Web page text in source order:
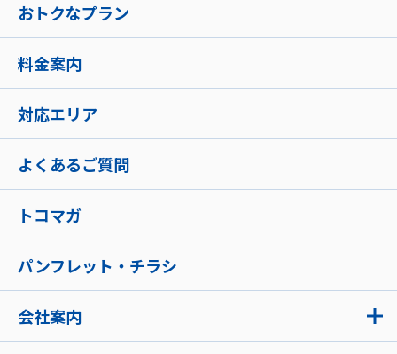
おトクなプラン
料金案内
対応エリア
よくあるご質問
トコマガ
パンフレット・チラシ
会社案内